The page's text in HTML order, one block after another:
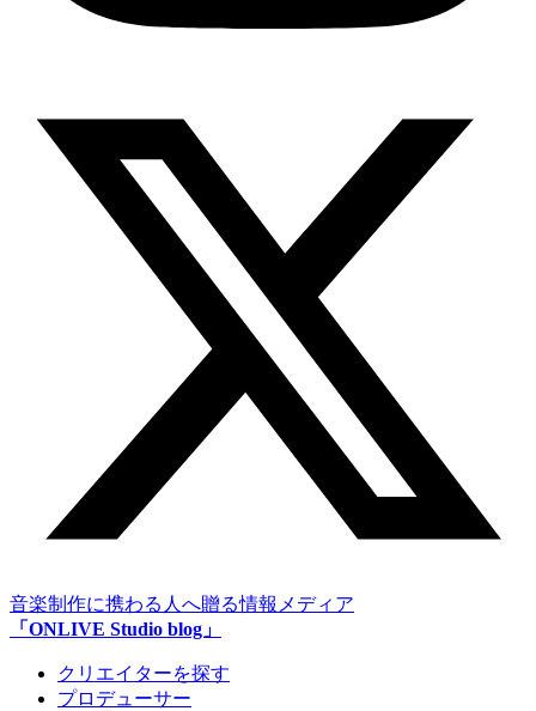
音楽制作に携わる人へ贈る情報メディア
「ONLIVE Studio blog」
クリエイターを探す
プロデューサー